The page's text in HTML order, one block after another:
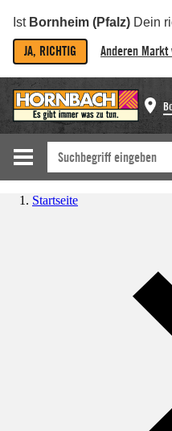
Ist Bornheim (Pfalz) Dein
JA, RICHTIG Anderen Markt
Startseite